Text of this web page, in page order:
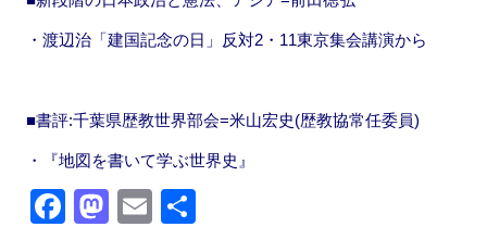
・渡辺治「建国記念の日」反対2・11東京集会講演から
■書評:千葉県歴教世界部会=米山宏史(歴教協常任委員)
・『地図を書いて学ぶ世界史』
F
M
E